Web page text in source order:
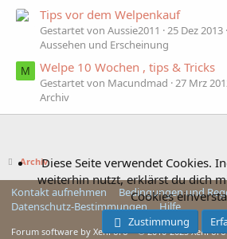
Tips vor dem Welpenkauf
Gestartet von Aussie2011 25 Dez 2013
Aussehen und Erscheinung
M Welpe 10 Wochen , tips & Tricks
Gestartet von Macundmad 27 Mrz
Archiv
Archiv
Kontakt aufnehmen
Bedingungen und
Datenschutz-Bestimmungen
Hilfe
Forum software by XenForo™ © 2010-2025
Diese Seite verwendet Cookies.
weiterhin nutzt, erklärst du dich
Cookies
Zustimmung